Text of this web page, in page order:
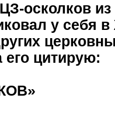
осколков
у себя
цитирую: